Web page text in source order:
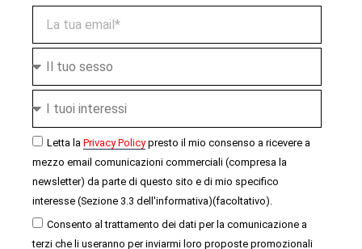
Letta la Privacy Policypresto il mio consenso a ricevere a
mezzo email comunicazioni commerciali (compresa la
newsletter) da parte di questo sito e di mio specifico
interesse (Sezione 3.3 dell'informativa)(facoltativo).
Consento al trattamento dei dati per la comunicazione a
terzi che li useranno per inviarmi loro proposte promozionali